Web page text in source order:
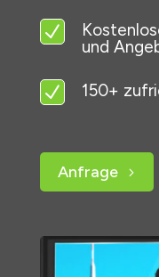
N
und
N 150+
Anfrage